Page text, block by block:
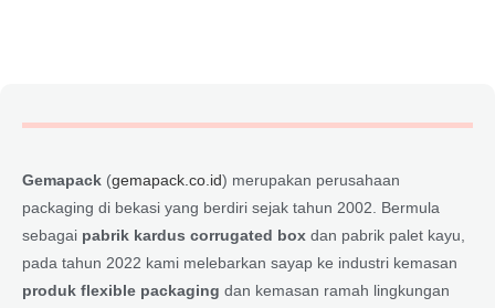
Gemapack (gemapack.co.id) merupakan perusahaan
packaging di bekasi yang berdiri sejak tahun 2002. Bermula
sebagai pabrik kardus corrugated box dan pabrik palet kayu,
pada tahun 2022 kami melebarkan sayap ke industri kemasan
produk flexible packaging dan kemasan ramah lingkungan